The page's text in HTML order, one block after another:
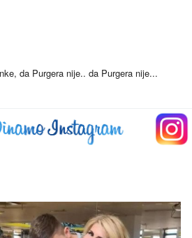
da Purgera nije.. da Purgera nije...